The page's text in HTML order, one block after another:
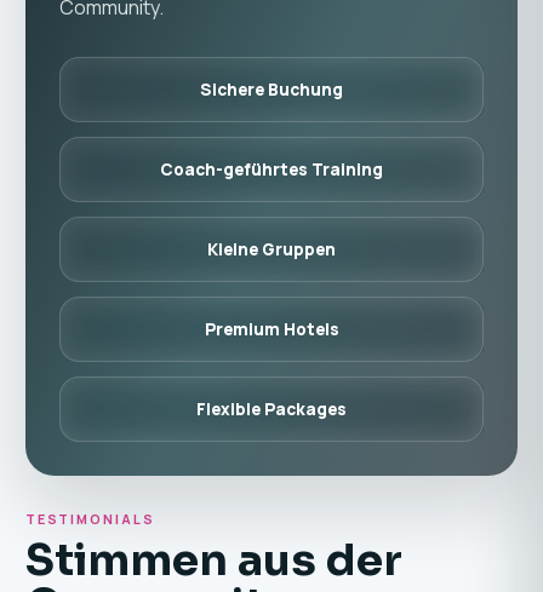
Community.
Sichere Buchung
Coach-geführtes Training
Kleine Gruppen
Premium Hotels
Flexible Packages
TESTIMONIALS
Stimmen aus der